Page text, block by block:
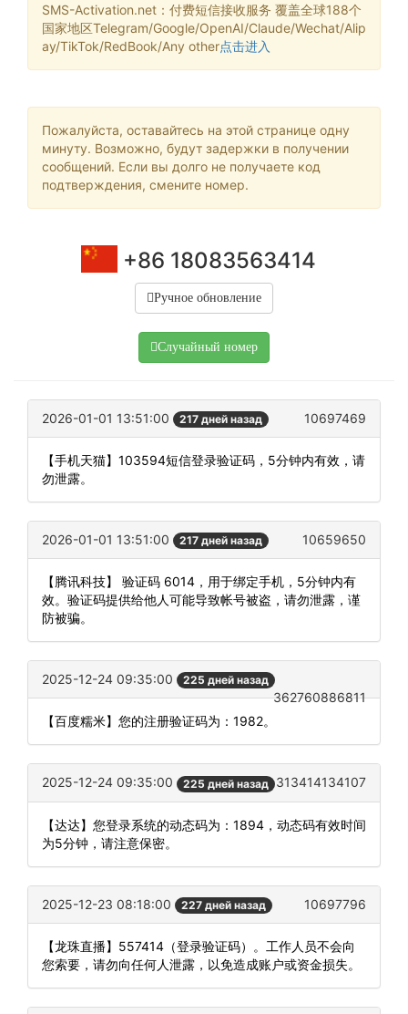
SMS-Activation.net：付费短信接收服务 覆盖全球188个
国家地区Telegram/Google/OpenAI/Claude/Wechat/Alip
ay/TikTok/RedBook/Any other点击进入
Пожалуйста, оставайтесь на этой странице одну
минуту. Возможно, будут задержки в получении
сообщений. Если вы долго не получаете код
подтверждения, смените номер.
+86 18083563414
Ручное обновление
Случайный номер
2026-01-01 13:51:00 217 дней назад 10697469
【手机天猫】103594短信登录验证码，5分钟内有效，请
勿泄露。
2026-01-01 13:51:00 217 дней назад 10659650
【腾讯科技】 验证码 6014，用于绑定手机，5分钟内有
效。验证码提供给他人可能导致帐号被盗，请勿泄露，谨
防被骗。
2025-12-24 09:35:00 225 дней назад
362760886811
【百度糯米】您的注册验证码为：1982。
2025-12-24 09:35:00 225 дней назад 313414134107
【达达】您登录系统的动态码为：1894，动态码有效时间
为5分钟，请注意保密。
2025-12-23 08:18:00 227 дней назад 10697796
【龙珠直播】557414（登录验证码）。工作人员不会向
您索要，请勿向任何人泄露，以免造成账户或资金损失。